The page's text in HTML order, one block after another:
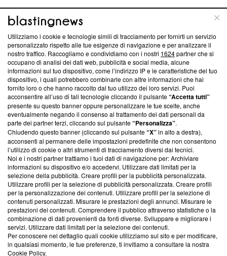
ABOUT LINEA EDITORIALE
Questa sezione offre informazioni trasparenti su Blasting
News, sui nostri processi editoriali e su come ci impegniamo a
creare news di qualità. Inoltre, afferma la nostra aderenza a
‘Trust Project - News with Integrity’Blasting News non è
ancora membro del programma, ma ha richiesto di farne
parte; Trust Project non ha ancora effettuato una verifica di
conformità agli standard.
Su di noi
Team editoriale
Corporate
Redazione
Informativa Privacy
Cookie Policy
Blasting SA, IDI CHE-247.845.224, Via Carlo Frasca, 3 - 6900
Lugano (Svizzera) Tel:+39 0690258937
Utilizziamo i cookie e tecnologie simili di tracciamento per fornirti un servizio
personalizzato rispetto alle tue esigenze di navigazione e per analizzare il
nostro traffico. Raccogliamo e condividiamo con i nostri 1624partner che si
occupano di analisi dei dati web, pubblicità e social media, alcune
informazioni sul tuo dispositivo, come l’indirizzo IP e le caratteristiche del tuo
dispositivo, i quali potrebbero combinarle con altre informazioni che hai
fornito loro o che hanno raccolto dal tuo utilizzo dei loro servizi. Puoi
acconsentire all’uso di tali tecnologie cliccando il pulsante“Accetta tutti”
presente su questo banner oppure personalizzare le tue scelte, anche
eventualmente negando il consenso al trattamento dei dati personali da
parte dei partner terzi, cliccando sul pulsante“Personalizza”.
Chiudendo questo banner (cliccando sul pulsante“X”in alto a destra),
acconsenti al permanere delle impostazioni predefinite che non consentono
l’utilizzo di cookie o altri strumenti di tracciamento diversi dai tecnici.
Noi e i nostri partner trattiamo i tuoi dati di navigazione per: Archiviare
informazioni su dispositivo e/o accedervi. Utilizzare dati limitati per la
selezione della pubblicità. Creare profili per la pubblicità personalizzata.
Utilizzare profili per la selezione di pubblicità personalizzata. Creare profili
per la personalizzazione dei contenuti. Utilizzare profili per la selezione di
contenuti personalizzati. Misurare le prestazioni degli annunci. Misurare le
prestazioni dei contenuti. Comprendere il pubblico attraverso statistiche o la
combinazione di dati provenienti da fonti diverse. Sviluppare e migliorare i
servizi. Utilizzare dati limitati per la selezione dei contenuti.
Per conoscere nel dettaglio quali cookie utilizziamo sul sito e per modificare,
in qualsiasi momento, le tue preferenze, ti invitiamo a consultare la nostra
Cookie Policy.